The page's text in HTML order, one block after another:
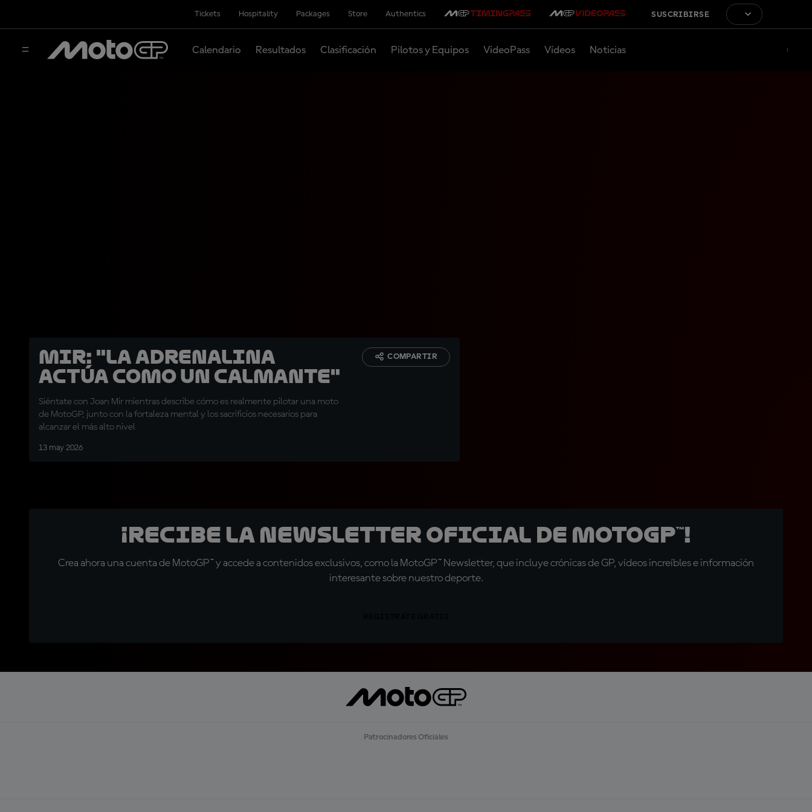
Tickets Hospitality Packages Store Authentics SUSCRIBIRSE
Calendario Resultados Clasificación Pilotos y Equipos VideoPass Vídeos Noticias
Mir: "La adrenalina
actúa como un calmante"
Siéntate con Joan Mir mientras describe cómo es realmente pilotar una moto
de MotoGP, junto con la fortaleza mental y los sacrificios necesarios para
alcanzar el más alto nivel
13 may 2026
COMPARTIR
¡Recibe la Newsletter oficial de MotoGP™!
Crea ahora una cuenta de MotoGP™ y accede a contenidos exclusivos, como la MotoGP™ Newsletter, que incluye crónicas de GP, vídeos increíbles e información
interesante sobre nuestro deporte.
Patrocinadores Oficiales